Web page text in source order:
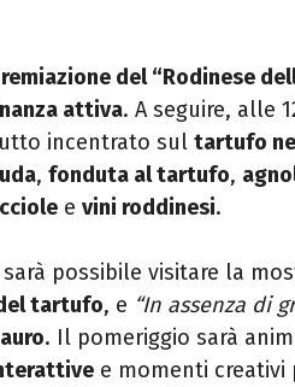
del “Rodinese
attiva. A seguire, alle
incentrato sul tartufo
, fonduta al tartufo,
e vini roddinesi.
possibile visitare la
tartufo, e “In assenza di
. Il pomeriggio sarà
e momenti